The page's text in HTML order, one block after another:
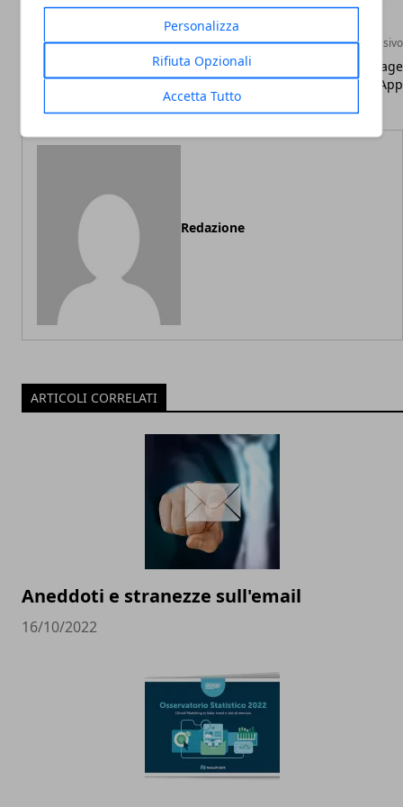
Personalizza
Rifiuta Opzionali
Accetta Tutto
Articolo Precedente
Google introduce le pre-
registrazioni nel Play Store
Articolo Successivo
Facebook: landing page
dopo avere installato un'App
Redazione
ARTICOLI CORRELATI
Aneddoti e stranezze sull'email
16/10/2022